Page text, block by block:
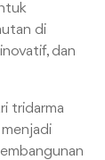
di
dan
tridarma